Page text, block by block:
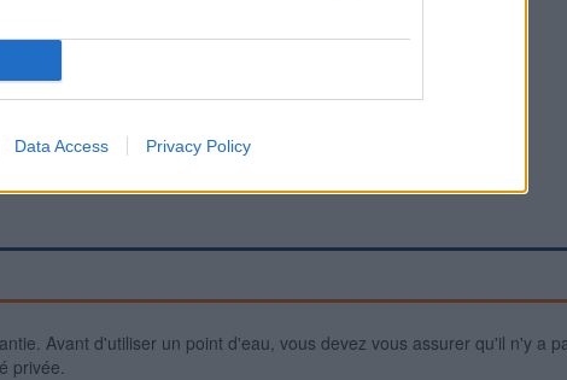
Data Access Privacy Policy
Avant d'utiliser un point d'eau, vous devez vous assurer qu'il n'y a
privée.